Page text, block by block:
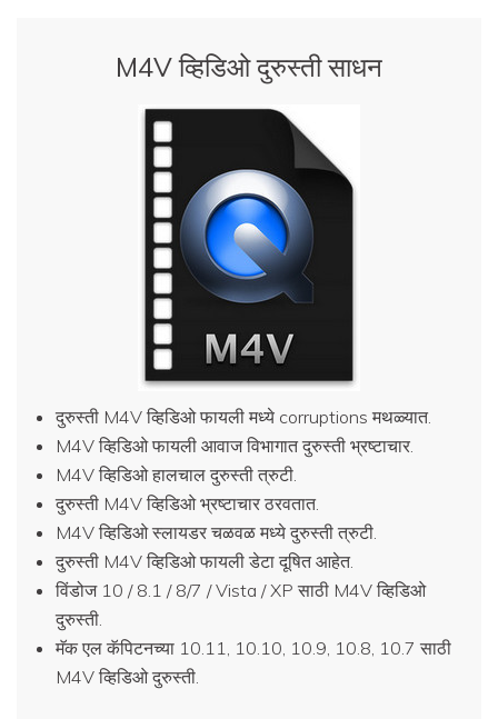
M4V व्हिडिओ दुरुस्ती साधन
दुरुस्ती M4V व्हिडिओ फायली मध्ये corruptions मथळ्यात.
M4V व्हिडिओ फायली आवाज विभागात दुरुस्ती भ्रष्टाचार.
M4V व्हिडिओ हालचाल दुरुस्ती त्रुटी.
दुरुस्ती M4V व्हिडिओ भ्रष्टाचार ठरवतात.
M4V व्हिडिओ स्लायडर चळवळ मध्ये दुरुस्ती त्रुटी.
दुरुस्ती M4V व्हिडिओ फायली डेटा दूषित आहेत.
विंडोज 10 / 8.1 / 8/7 / Vista / XP साठी M4V व्हिडिओ
दुरुस्ती.
मॅक एल कॅपिटनच्या 10.11, 10.10, 10.9, 10.8, 10.7 साठी
M4V व्हिडिओ दुरुस्ती.